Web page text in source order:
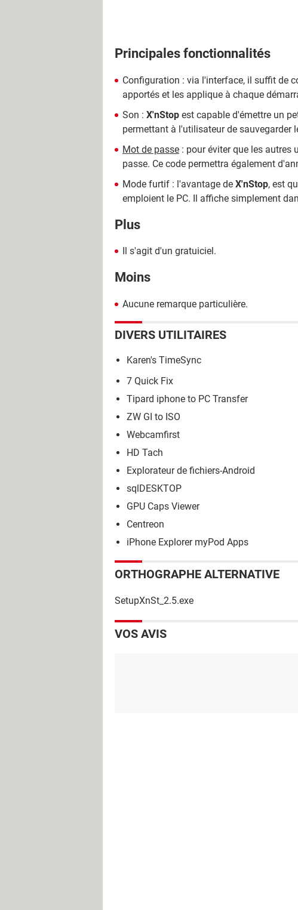
Principales fonctionnalités
Configuration : via l'interface, il suffit de
apportés et les applique à chaque
Son : X'nStop est capable d'émettre un
permettant à l'utilisateur de sauvegarder
Mot de passe : pour éviter que les
passe. Ce code permettra également
Mode furtif : l'avantage de X'nStop, est
emploient le PC. Il affiche simplement
Plus
Il s'agit d'un gratuiciel.
Moins
Aucune remarque particulière.
DIVERS UTILITAIRES
Karen's TimeSync
7 Quick Fix
Tipard iphone to PC Transfer
ZW GI to ISO
Webcamfirst
HD Tach
Explorateur de fichiers-Android
sqlDESKTOP
GPU Caps Viewer
Centreon
iPhone Explorer myPod Apps
ORTHOGRAPHE ALTERNATIVE
SetupXnSt_2.5.exe
VOS AVIS